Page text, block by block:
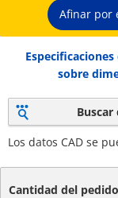
Afinar por
sobre
Los datos CAD se
Cantidad del